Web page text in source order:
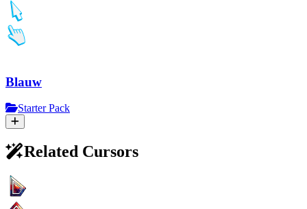
Blauw
Starter Pack
Related Cursors